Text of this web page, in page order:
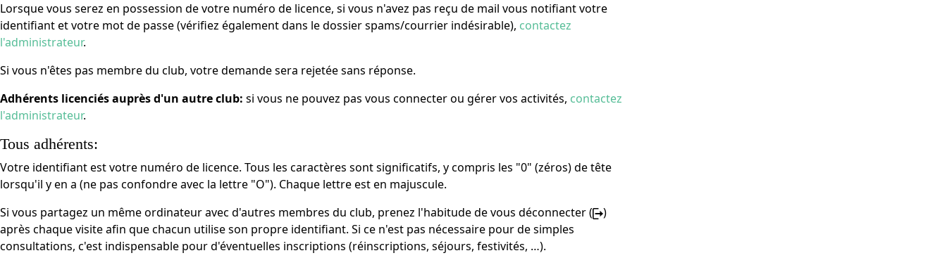
Lorsque vous serez en possession de votre numéro de licence, si vous n'avez pas reçu de mail vous notifiant votre
identifiant et votre mot de passe (vérifiez également dans le dossier spams/courrier indésirable), contactez
l'administrateur.
Si vous n'êtes pas membre du club, votre demande sera rejetée sans réponse.
Adhérents licenciés auprès d'un autre club: si vous ne pouvez pas vous connecter ou gérer vos activités, contactez
l'administrateur.
Tous adhérents:
Votre identifiant est votre numéro de licence. Tous les caractères sont significatifs, y compris les "0" (zéros) de tête
lorsqu'il y en a (ne pas confondre avec la lettre "O"). Chaque lettre est en majuscule.
Si vous partagez un même ordinateur avec d'autres membres du club, prenez l'habitude de vous déconnecter (
)
après chaque visite afin que chacun utilise son propre identifiant. Si ce n'est pas nécessaire pour de simples
consultations, c'est indispensable pour d'éventuelles inscriptions (réinscriptions, séjours, festivités, …).